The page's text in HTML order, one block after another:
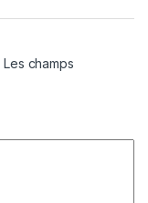
Les champs